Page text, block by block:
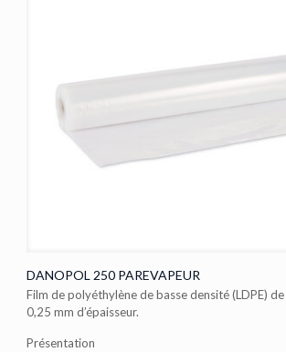
DANOPOL 250 PAREVAPEUR
Film de polyéthylène de basse densité (LDPE) de
0,25 mm d’épaisseur.
Présentation